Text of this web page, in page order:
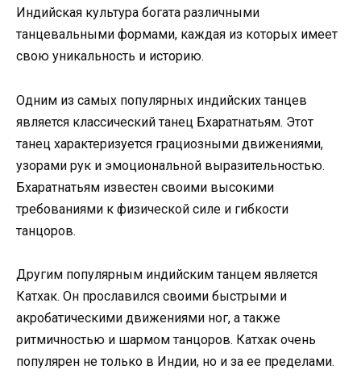
Индийская культура богата различными
танцевальными формами, каждая из которых имеет
свою уникальность и историю.
Одним из самых популярных индийских танцев
является классический танец Бхаратнатьям. Этот
танец характеризуется грациозными движениями,
узорами рук и эмоциональной выразительностью.
Бхаратнатьям известен своими высокими
требованиями к физической силе и гибкости
танцоров.
Другим популярным индийским танцем является
Катхак. Он прославился своими быстрыми и
акробатическими движениями ног, а также
ритмичностью и шармом танцоров. Катхак очень
популярен не только в Индии, но и за ее пределами.